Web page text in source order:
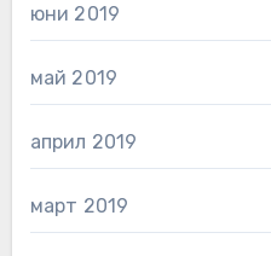
юни 2019
май 2019
април 2019
март 2019